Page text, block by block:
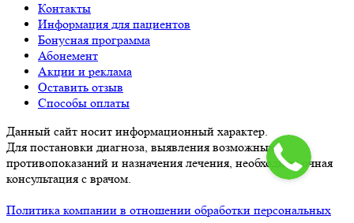
Контакты
Информация для пациентов
Бонусная программа
Абонемент
Акции и реклама
Оставить отзыв
Способы оплаты
Данный сайт носит информационный характер.
Для постановки диагноза, выявления возможных
противопоказаний и назначения лечения, необходима очная
консультация с врачом.
Политика компании в отношении обработки персональных